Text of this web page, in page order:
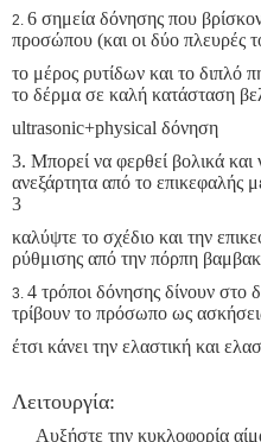
2. 6 σημεία δόνησης που
προσώπου (και οι δύο πλευρές
το μέρος ρυτίδων και το διπλό
το δέρμα σε καλή κατάσταση
ultrasonic+physical δόνηση
3. Μπορεί να φερθεί βολικά
ανεξάρτητα από το επικεφαλής
3
καλύψτε το σχέδιο και την
ρύθμισης από την πόρπη
3. 4 τρόποι δόνησης δίνουν στο
τρίβουν το πρόσωπο ως
έτσι κάνει την ελαστική και
Λειτουργία:
Αυξήστε την κυκλοφορία